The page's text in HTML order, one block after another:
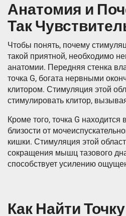
Анатомия и
Так
Чтобы понять, почему
такой приятной, необходимо
анатомии. Передняя стенка
точка G, богата нервными
клитором. Стимуляция этой
стимулировать клитор,
Кроме того, точка G находится
близости от
кишки. Стимуляция этой
сокращения мышц тазового
способствует усилению
Как Найти Точку